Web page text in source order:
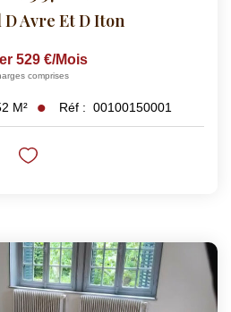
Avre Et D Iton
529 €/mois
comprises
M² Réf : 00100150001